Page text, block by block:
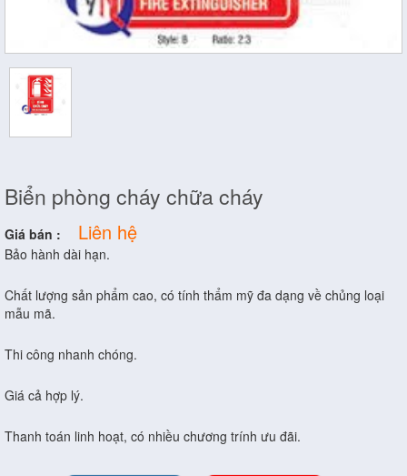
Biển phòng cháy chữa cháy
Giá bán : Liên hệ
Bảo hành dài hạn.
Chất lượng sản phẩm cao, có tính thẩm mỹ đa dạng về chủng loại
mẫu mã.
Thi công nhanh chóng.
Giá cả hợp lý.
Thanh toán linh hoạt, có nhiều chương trính ưu đãi.